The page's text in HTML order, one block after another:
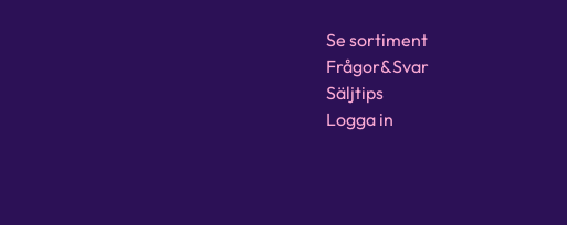
Se sortiment
Frågor&Svar
Säljtips
Logga in